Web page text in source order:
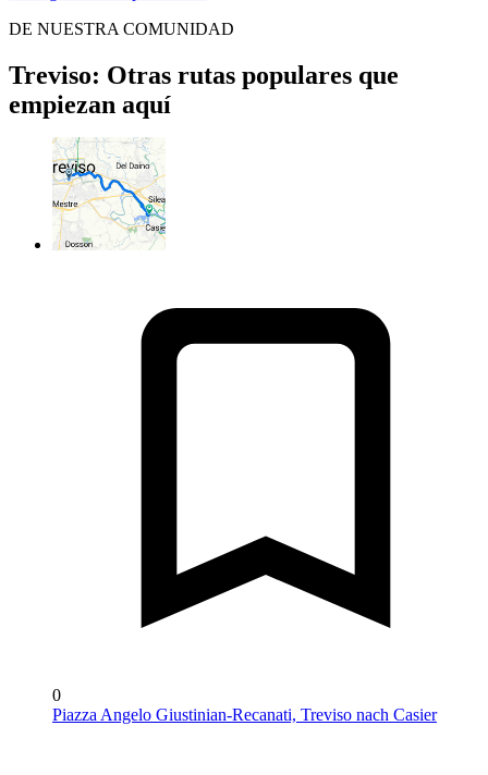
DE NUESTRA COMUNIDAD
Treviso: Otras rutas populares que
empiezan aquí
0
Piazza Angelo Giustinian-Recanati, Treviso nach Casier